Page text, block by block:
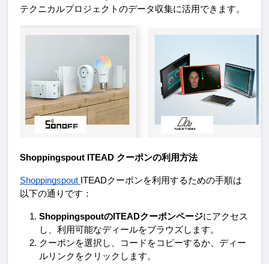
テクニカルプロジェクトのデータ収集に活用できます。
Shoppingspout ITEAD クーポンの利用方法
Shoppingspout ITEADクーポンを利用するための手順は
以下の通りです：
ShoppingspoutのITEADクーポンページにアクセス
し、利用可能なディールをブラウズします。
クーポンを選択し、コードをコピーするか、ディー
ルリンクをクリックします。